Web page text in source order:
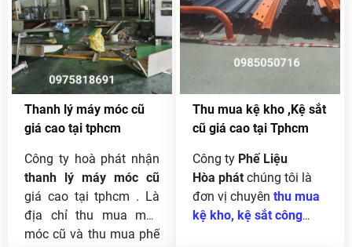
tôi nhận thu mua phế liệu
KCN Phước Đông Gò Dầu
Tây Ninh giá cao.
dập hơi , máy dập cơ ,
thu mua máy khoan
công nghiệp , thu mua
máy hàn , thu mua máy
phát điện cũ , nhận
thanh lý máy móc cũ
công nghiệp , thanh lý
dây chuyền sản xuất ,
thu mua nhà kho ,thu
mua xác nhà , thu mua
nhà xưởng .
Thanh lý máy móc cũ
giá cao tại tphcm
Công ty hoà phát nhận
thanh lý máy móc cũ
giá cao tại tphcm . Là
địa chỉ thu mua máy
móc cũ và thu mua phế
Thu mua kệ kho ,Kệ sắt
cũ giá cao tại Tphcm
Công ty Phế Liệu
Hòa phát chúng tôi là
đơn vị chuyên thu mua
kệ kho, kệ sắt công